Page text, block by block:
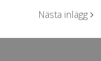
Nästa inlägg